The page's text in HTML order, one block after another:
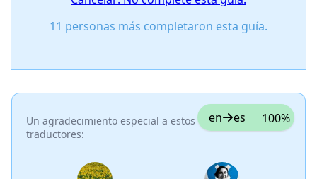
11 personas más completaron esta guía.
Un agradecimiento especial a estos
traductores:
en es 100%